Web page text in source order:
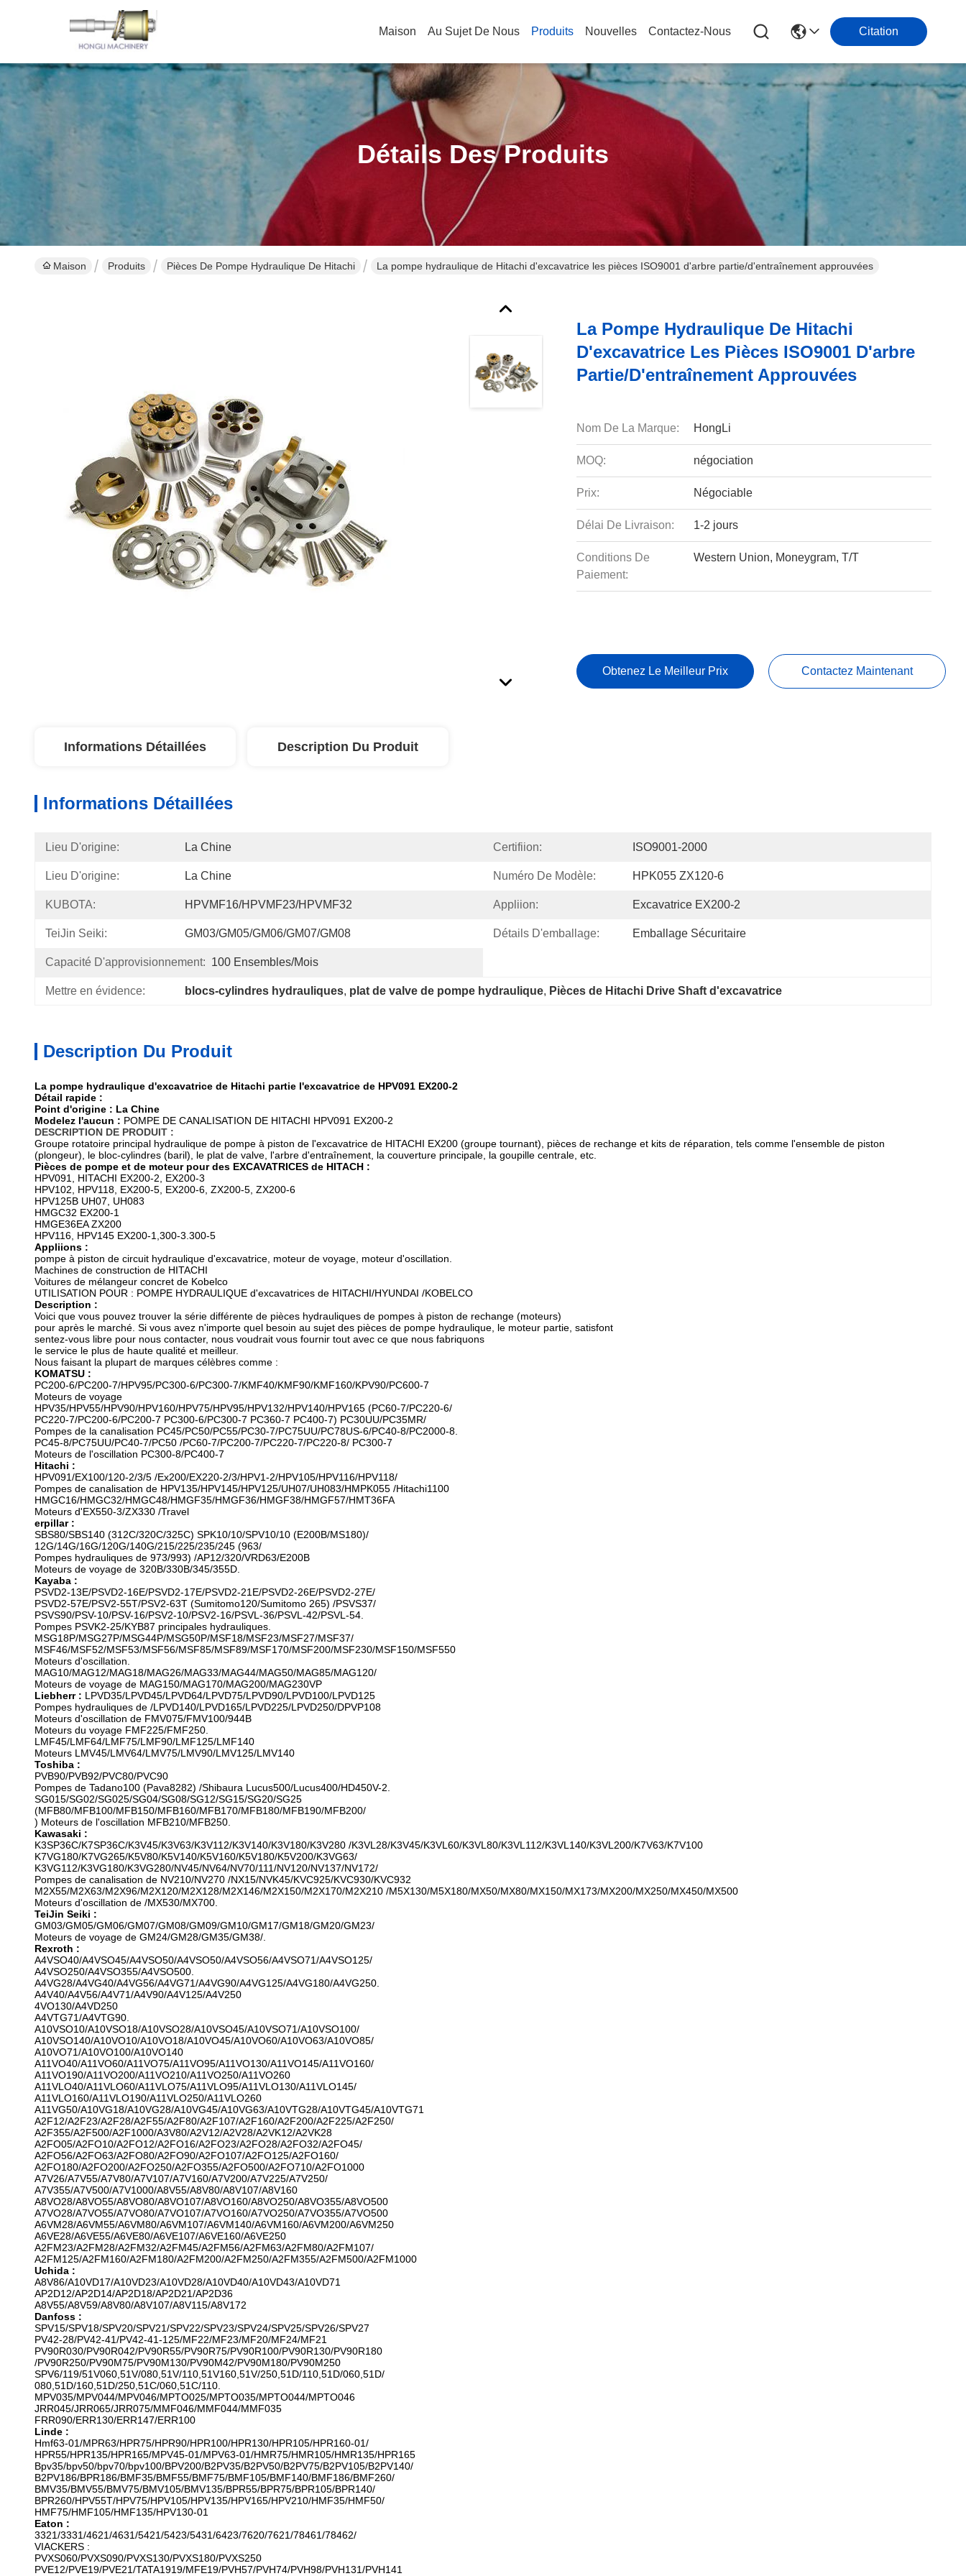
Maison Au Sujet De Nous Produits Nouvelles Contactez-Nous Citation
Détails Des Produits
Maison Produits Pièces De Pompe Hydraulique De Hitachi La pompe hydraulique de Hitachi d'excavatrice les pièces ISO9001 d'arbre partie/d'entraînement approuvées
La Pompe Hydraulique De Hitachi
D'excavatrice Les Pièces ISO9001 D'arbre
Partie/d'entraînement Approuvées
Nom De La Marque: HongLi
MOQ: négociation
Prix: Négociable
Délai De Livraison: 1-2 jours
Conditions De
Paiement:
Western Union, Moneygram, T/T
Obtenez Le Meilleur Prix Contactez Maintenant
Informations Détaillées Description Du Produit
Informations Détaillées
Lieu D'origine: La Chine Certifiion: ISO9001-2000
Lieu D'origine: La Chine Numéro De Modèle: HPK055 ZX120-6
KUBOTA: HPVMF16/HPVMF23/HPVMF32 Appliion: Excavatrice EX200-2
TeiJin Seiki: GM03/GM05/GM06/GM07/GM08 Détails D'emballage: Emballage Sécuritaire
Capacité D'approvisionnement: 100 Ensembles/mois
Mettre en évidence: blocs-cylindres hydrauliques, plat de valve de pompe hydraulique, Pièces de Hitachi Drive Shaft d'excavatrice
Description Du Produit
La pompe hydraulique d'excavatrice de Hitachi partie l'excavatrice de HPV091 EX200-2
Détail rapide :
Point d'origine : La Chine
Modelez l'aucun : POMPE DE CANALISATION DE HITACHI HPV091 EX200-2
DESCRIPTION DE PRODUIT :
Groupe rotatoire principal hydraulique de pompe à piston de l'excavatrice de HITACHI EX200 (groupe tournant), pièces de rechange et kits de réparation, tels comme l'ensemble de piston
(plongeur), le bloc-cylindres (baril), le plat de valve, l'arbre d'entraînement, la couverture principale, la goupille centrale, etc.
Pièces de pompe et de moteur pour des EXCAVATRICES de HITACH :
HPV091, HITACHI EX200-2, EX200-3
HPV102, HPV118, EX200-5, EX200-6, ZX200-5, ZX200-6
HPV125B UH07, UH083
HMGC32 EX200-1
HMGE36EA ZX200
HPV116, HPV145 EX200-1,300-3.300-5
Appliions :
pompe à piston de circuit hydraulique d'excavatrice, moteur de voyage, moteur d'oscillation.
Machines de construction de HITACHI
Voitures de mélangeur concret de Kobelco
UTILISATION POUR : POMPE HYDRAULIQUE d'excavatrices de HITACHI/HYUNDAI /KOBELCO
Description :
Voici que vous pouvez trouver la série différente de pièces hydrauliques de pompes à piston de rechange (moteurs)
pour après le marché. Si vous avez n'importe quel besoin au sujet des pièces de pompe hydraulique, le moteur partie, satisfont
sentez-vous libre pour nous contacter, nous voudrait vous fournir tout avec ce que nous fabriquons
le service le plus de haute qualité et meilleur.
Nous faisant la plupart de marques célèbres comme :
KOMATSU :
PC200-6/PC200-7/HPV95/PC300-6/PC300-7/KMF40/KMF90/KMF160/KPV90/PC600-7
Moteurs de voyage
HPV35/HPV55/HPV90/HPV160/HPV75/HPV95/HPV132/HPV140/HPV165 (PC60-7/PC220-6/
PC220-7/PC200-6/PC200-7 PC300-6/PC300-7 PC360-7 PC400-7) PC30UU/PC35MR/
Pompes de la canalisation PC45/PC50/PC55/PC30-7/PC75UU/PC78US-6/PC40-8/PC2000-8.
PC45-8/PC75UU/PC40-7/PC50 /PC60-7/PC200-7/PC220-7/PC220-8/ PC300-7
Moteurs de l'oscillation PC300-8/PC400-7
Hitachi :
HPV091/EX100/120-2/3/5 /Ex200/EX220-2/3/HPV1-2/HPV105/HPV116/HPV118/
Pompes de canalisation de HPV135/HPV145/HPV125/UH07/UH083/HMPK055 /Hitachi1100
HMGC16/HMGC32/HMGC48/HMGF35/HMGF36/HMGF38/HMGF57/HMT36FA
Moteurs d'EX550-3/ZX330 /Travel
erpillar :
SBS80/SBS140 (312C/320C/325C) SPK10/10/SPV10/10 (E200B/MS180)/
12G/14G/16G/120G/140G/215/225/235/245 (963/
Pompes hydrauliques de 973/993) /AP12/320/VRD63/E200B
Moteurs de voyage de 320B/330B/345/355D.
Kayaba :
PSVD2-13E/PSVD2-16E/PSVD2-17E/PSVD2-21E/PSVD2-26E/PSVD2-27E/
PSVD2-57E/PSV2-55T/PSV2-63T (Sumitomo120/Sumitomo 265) /PSVS37/
PSVS90/PSV-10/PSV-16/PSV2-10/PSV2-16/PSVL-36/PSVL-42/PSVL-54.
Pompes PSVK2-25/KYB87 principales hydrauliques.
MSG18P/MSG27P/MSG44P/MSG50P/MSF18/MSF23/MSF27/MSF37/
MSF46/MSF52/MSF53/MSF56/MSF85/MSF89/MSF170/MSF200/MSF230/MSF150/MSF550
Moteurs d'oscillation.
MAG10/MAG12/MAG18/MAG26/MAG33/MAG44/MAG50/MAG85/MAG120/
Moteurs de voyage de MAG150/MAG170/MAG200/MAG230VP
Liebherr : LPVD35/LPVD45/LPVD64/LPVD75/LPVD90/LPVD100/LPVD125
Pompes hydrauliques de /LPVD140/LPVD165/LPVD225/LPVD250/DPVP108
Moteurs d'oscillation de FMV075/FMV100/944B
Moteurs du voyage FMF225/FMF250.
LMF45/LMF64/LMF75/LMF90/LMF125/LMF140
Moteurs LMV45/LMV64/LMV75/LMV90/LMV125/LMV140
Toshiba :
PVB90/PVB92/PVC80/PVC90
Pompes de Tadano100 (Pava8282) /Shibaura Lucus500/Lucus400/HD450V-2.
SG015/SG02/SG025/SG04/SG08/SG12/SG15/SG20/SG25
(MFB80/MFB100/MFB150/MFB160/MFB170/MFB180/MFB190/MFB200/
) Moteurs de l'oscillation MFB210/MFB250.
Kawasaki :
K3SP36C/K7SP36C/K3V45/K3V63/K3V112/K3V140/K3V180/K3V280 /K3VL28/K3V45/K3VL60/K3VL80/K3VL112/K3VL140/K3VL200/K7V63/K7V100
K7VG180/K7VG265/K5V80/K5V140/K5V160/K5V180/K5V200/K3VG63/
K3VG112/K3VG180/K3VG280/NV45/NV64/NV70/111/NV120/NV137/NV172/
Pompes de canalisation de NV210/NV270 /NX15/NVK45/KVC925/KVC930/KVC932
M2X55/M2X63/M2X96/M2X120/M2X128/M2X146/M2X150/M2X170/M2X210 /M5X130/M5X180/MX50/MX80/MX150/MX173/MX200/MX250/MX450/MX500
Moteurs d'oscillation de /MX530/MX700.
TeiJin Seiki :
GM03/GM05/GM06/GM07/GM08/GM09/GM10/GM17/GM18/GM20/GM23/
Moteurs de voyage de GM24/GM28/GM35/GM38/.
Rexroth :
A4VSO40/A4VSO45/A4VSO50/A4VSO50/A4VSO56/A4VSO71/A4VSO125/
A4VSO250/A4VSO355/A4VSO500.
A4VG28/A4VG40/A4VG56/A4VG71/A4VG90/A4VG125/A4VG180/A4VG250.
A4V40/A4V56/A4V71/A4V90/A4V125/A4V250
4VO130/A4VD250
A4VTG71/A4VTG90.
A10VSO10/A10VSO18/A10VSO28/A10VSO45/A10VSO71/A10VSO100/
A10VSO140/A10VO10/A10VO18/A10VO45/A10VO60/A10VO63/A10VO85/
A10VO71/A10VO100/A10VO140
A11VO40/A11VO60/A11VO75/A11VO95/A11VO130/A11VO145/A11VO160/
A11VO190/A11VO200/A11VO210/A11VO250/A11VO260
A11VLO40/A11VLO60/A11VLO75/A11VLO95/A11VLO130/A11VLO145/
A11VLO160/A11VLO190/A11VLO250/A11VLO260
A11VG50/A10VG18/A10VG28/A10VG45/A10VG63/A10VTG28/A10VTG45/A10VTG71
A2F12/A2F23/A2F28/A2F55/A2F80/A2F107/A2F160/A2F200/A2F225/A2F250/
A2F355/A2F500/A2F1000/A3V80/A2V12/A2V28/A2VK12/A2VK28
A2FO05/A2FO10/A2FO12/A2FO16/A2FO23/A2FO28/A2FO32/A2FO45/
A2FO56/A2FO63/A2FO80/A2FO90/A2FO107/A2FO125/A2FO160/
A2FO180/A2FO200/A2FO250/A2FO355/A2FO500/A2FO710/A2FO1000
A7V26/A7V55/A7V80/A7V107/A7V160/A7V200/A7V225/A7V250/
A7V355/A7V500/A7V1000/A8V55/A8V80/A8V107/A8V160
A8VO28/A8VO55/A8VO80/A8VO107/A8VO160/A8VO250/A8VO355/A8VO500
A7VO28/A7VO55/A7VO80/A7VO107/A7VO160/A7VO250/A7VO355/A7VO500
A6VM28/A6VM55/A6VM80/A6VM107/A6VM140/A6VM160/A6VM200/A6VM250
A6VE28/A6VE55/A6VE80/A6VE107/A6VE160/A6VE250
A2FM23/A2FM28/A2FM32/A2FM45/A2FM56/A2FM63/A2FM80/A2FM107/
A2FM125/A2FM160/A2FM180/A2FM200/A2FM250/A2FM355/A2FM500/A2FM1000
Uchida :
A8V86/A10VD17/A10VD23/A10VD28/A10VD40/A10VD43/A10VD71
AP2D12/AP2D14/AP2D18/AP2D21/AP2D36
A8V55/A8V59/A8V80/A8V107/A8V115/A8V172
Danfoss :
SPV15/SPV18/SPV20/SPV21/SPV22/SPV23/SPV24/SPV25/SPV26/SPV27
PV42-28/PV42-41/PV42-41-125/MF22/MF23/MF20/MF24/MF21
PV90R030/PV90R042/PV90R55/PV90R75/PV90R100/PV90R130/PV90R180
/PV90R250/PV90M75/PV90M130/PV90M42/PV90M180/PV90M250
SPV6/119/51V060,51V/080,51V/110,51V160,51V/250,51D/110,51D/060,51D/
080,51D/160,51D/250,51C/060,51C/110.
MPV035/MPV044/MPV046/MPTO025/MPTO035/MPTO044/MPTO046
JRR045/JRR065/JRR075/MMF046/MMF044/MMF035
FRR090/ERR130/ERR147/ERR100
Linde :
Hmf63-01/MPR63/HPR75/HPR90/HPR100/HPR130/HPR105/HPR160-01/
HPR55/HPR135/HPR165/MPV45-01/MPV63-01/HMR75/HMR105/HMR135/HPR165
Bpv35/bpv50/bpv70/bpv100/BPV200/B2PV35/B2PV50/B2PV75/B2PV105/B2PV140/
B2PV186/BPR186/BMF35/BMF55/BMF75/BMF105/BMF140/BMF186/BMF260/
BMV35/BMV55/BMV75/BMV105/BMV135/BPR55/BPR75/BPR105/BPR140/
BPR260/HPV55T/HPV75/HPV105/HPV135/HPV165/HPV210/HMF35/HMF50/
HMF75/HMF105/HMF135/HPV130-01
Eaton :
3321/3331/4621/4631/5421/5423/5431/6423/7620/7621/78461/78462/
VIACKERS :
PVXS060/PVXS090/PVXS130/PVXS180/PVXS250
PVE12/PVE19/PVE21/TATA1919/MFE19/PVH57/PVH74/PVH98/PVH131/PVH141